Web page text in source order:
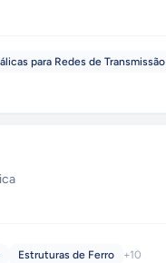
para Redes de Transmissão
Estruturas de Ferro +10